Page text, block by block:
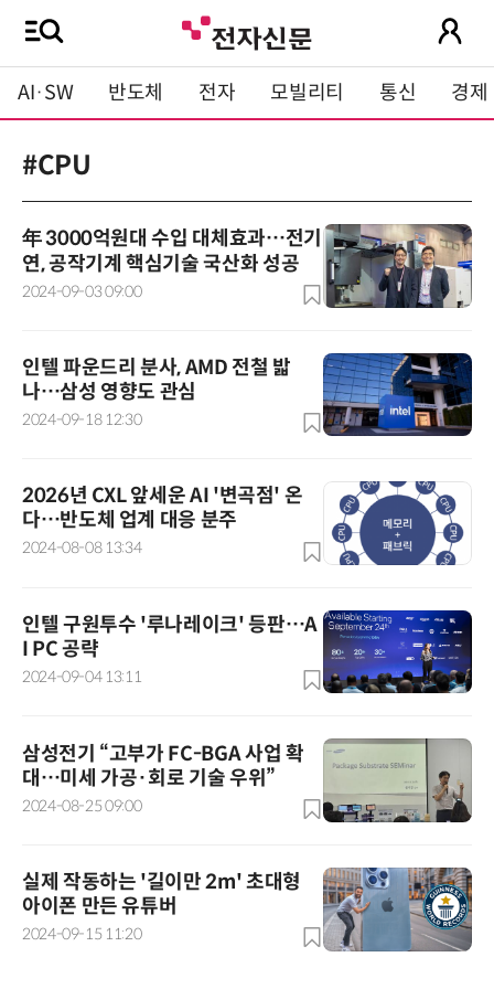
AI·SW 반도체 전자 모빌리티 통신 경제
#CPU
年 3000억원대 수입 대체효과…전기
연, 공작기계 핵심기술 국산화 성공
2024-09-03 09:00
인텔 파운드리 분사, AMD 전철 밟
나…삼성 영향도 관심
2024-09-18 12:30
2026년 CXL 앞세운 AI '변곡점' 온
다…반도체 업계 대응 분주
2024-08-08 13:34
인텔 구원투수 '루나레이크' 등판…A
I PC 공략
2024-09-04 13:11
삼성전기 “고부가 FC-BGA 사업 확
대…미세 가공·회로 기술 우위”
2024-08-25 09:00
실제 작동하는 '길이만 2m' 초대형
아이폰 만든 유튜버
2024-09-15 11:20